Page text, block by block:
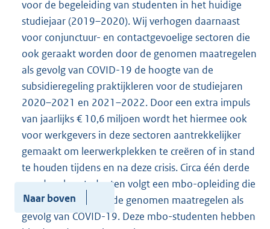
voor de begeleiding van studenten in het huidige
studiejaar (2019–2020). Wij verhogen daarnaast
voor conjunctuur- en contactgevoelige sectoren die
ook geraakt worden door de genomen maatregelen
als gevolg van COVID-19 de hoogte van de
subsidieregeling praktijkleren voor de studiejaren
2020–2021 en 2021–2022. Door een extra impuls
van jaarlijks € 10,6 miljoen wordt het hiermee ook
voor werkgevers in deze sectoren aantrekkelijker
gemaakt om leerwerkplekken te creëren of in stand
te houden tijdens en na deze crisis. Circa één derde
van de mbo-studenten volgt een mbo-opleiding die
geraakt wordt door de genomen maatregelen als
gevolg van COVID-19. Deze mbo-studenten hebben
Naar boven